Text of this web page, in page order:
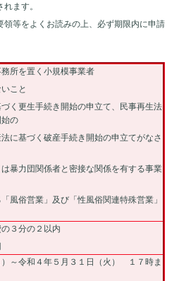
ます。
等をよくお読みの上、必ず期限内に申請
務所を置く小規模事業者
こと
づく更生手続き開始の申立て、民事再生法
の
基づく破産手続き開始の申立てがなさ
は暴力団関係者と密接な関係を有する事業
風俗営業」及び「性風俗関連特殊営業」
３分の２以内
～令和４年５月３１日（火） １７時ま